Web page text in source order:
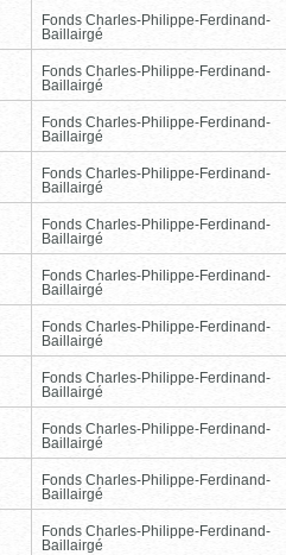
Fonds Charles-Philippe-Ferdinand-
Baillairgé
Fonds Charles-Philippe-Ferdinand-
Baillairgé
Fonds Charles-Philippe-Ferdinand-
Baillairgé
Fonds Charles-Philippe-Ferdinand-
Baillairgé
Fonds Charles-Philippe-Ferdinand-
Baillairgé
Fonds Charles-Philippe-Ferdinand-
Baillairgé
Fonds Charles-Philippe-Ferdinand-
Baillairgé
Fonds Charles-Philippe-Ferdinand-
Baillairgé
Fonds Charles-Philippe-Ferdinand-
Baillairgé
Fonds Charles-Philippe-Ferdinand-
Baillairgé
Fonds Charles-Philippe-Ferdinand-
Baillairgé